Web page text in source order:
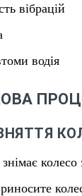
вібрацій
водія
колесо